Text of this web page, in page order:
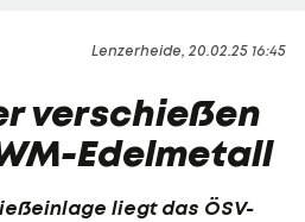
Lenzerheide, 20.02.25 16:45
verschießen
Edelmetall
liegt das ÖSV-